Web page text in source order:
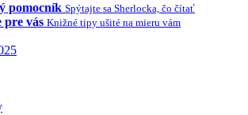
pomocník Spýtajte sa Sherlocka, čo čítať
pre vás Knižné tipy ušité na mieru vám